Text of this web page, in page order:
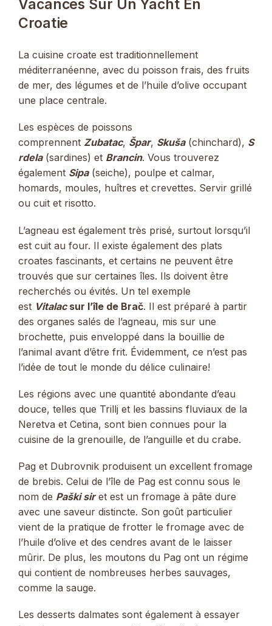
Vacances Sur Un Yacht En
Croatie
La cuisine croate est traditionnellement
méditerranéenne, avec du poisson frais, des fruits
de mer, des légumes et de l’huile d’olive occupant
une place centrale.
Les espèces de poissons
comprennent Zubatac, Špar, Skuša(chinchard), S
rdela(sardines) et Brancin. Vous trouverez
également Sipa(seiche), poulpe et calmar,
homards, moules, huîtres et crevettes. Servir grillé
ou cuit et risotto.
L’agneau est également très prisé, surtout lorsqu’il
est cuit au four. Il existe également des plats
croates fascinants, et certains ne peuvent être
trouvés que sur certaines îles. Ils doivent être
recherchés ou évités. Un tel exemple
est Vitalacsur l’île de Brač. Il est préparé à partir
des organes salés de l’agneau, mis sur une
brochette, puis enveloppé dans la bouillie de
l’animal avant d’être frit. Évidemment, ce n’est pas
l’idée de tout le monde du délice culinaire!
Les régions avec une quantité abondante d’eau
douce, telles que Trillj et les bassins fluviaux de la
Neretva et Cetina, sont bien connues pour la
cuisine de la grenouille, de l’anguille et du crabe.
Pag et Dubrovnik produisent un excellent fromage
de brebis. Celui de l’île de Pag est connu sous le
nom de Paški siret est un fromage à pâte dure
avec une saveur distincte. Son goût particulier
vient de la pratique de frotter le fromage avec de
l’huile d’olive et des cendres avant de le laisser
mûrir. De plus, les moutons du Pag ont un régime
qui contient de nombreuses herbes sauvages,
comme la sauge.
Les desserts dalmates sont également à essayer